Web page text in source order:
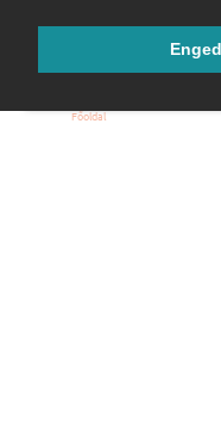
Hoppá! Valami hiba
Főoldal